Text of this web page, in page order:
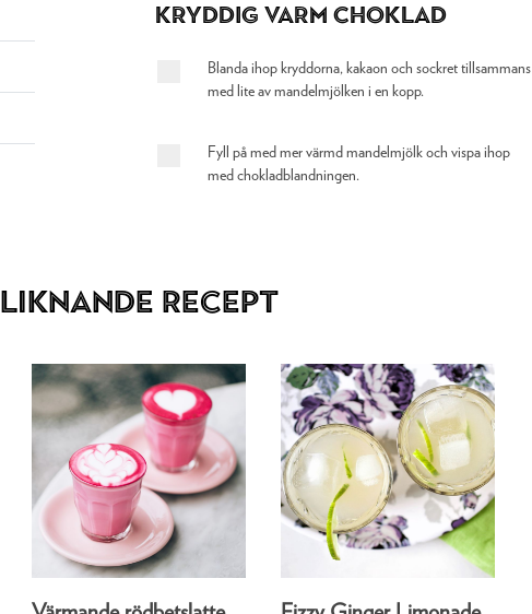
Kryddig varm choklad
Blanda ihop kryddorna, kakaon och sockret tillsammans
med lite av mandelmjölken i en kopp.
Fyll på med mer värmd mandelmjölk och vispa ihop
med chokladblandningen.
Liknande recept